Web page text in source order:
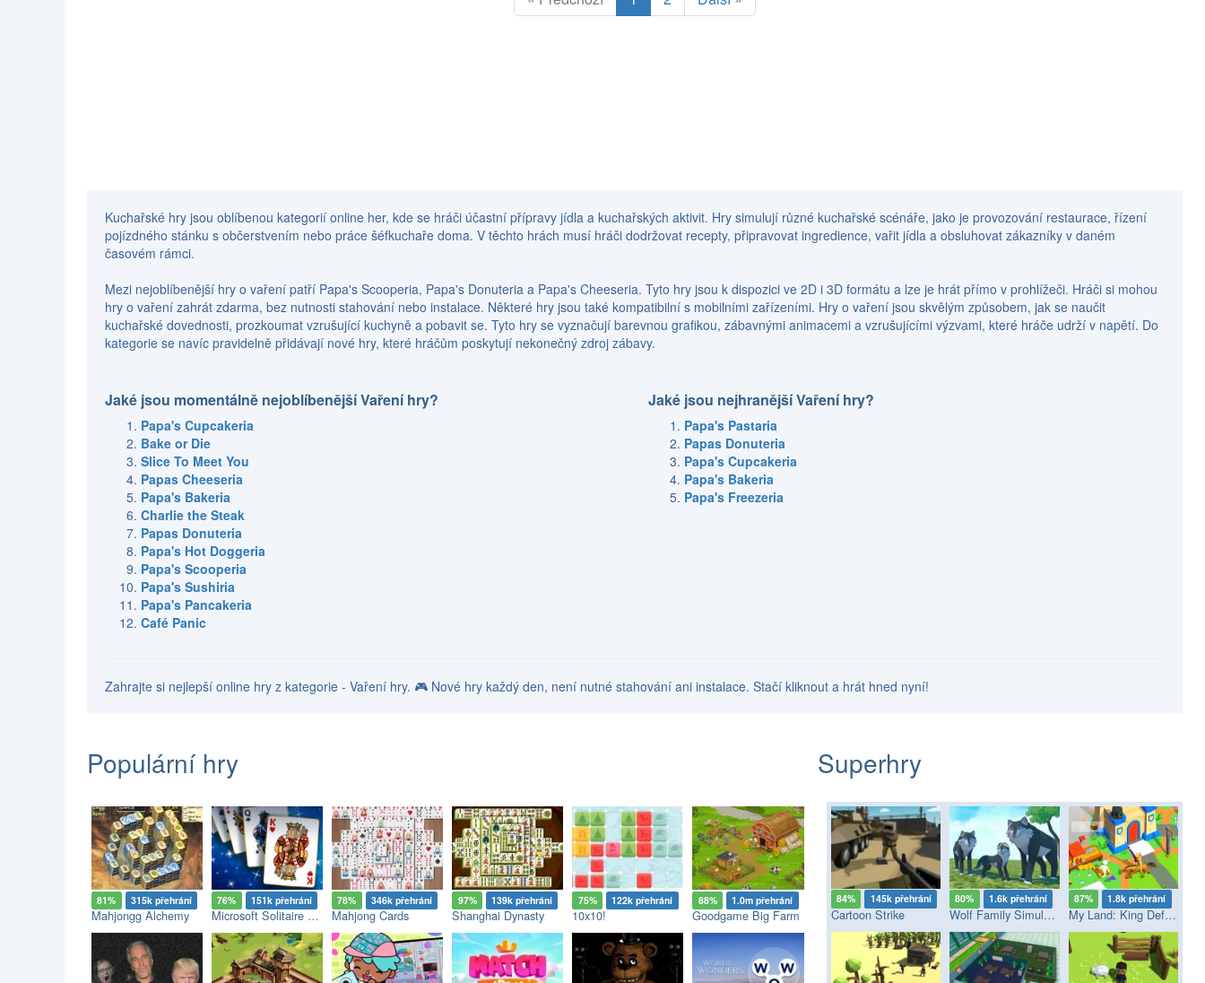
Kuchařské hry jsou oblíbenou kategorií online her, kde se hráči účastní přípravy jídla a kuchařských aktivit. Hry simulují různé kuchařské scénáře, jako je provozování restaurace, řízení
pojízdného stánku s občerstvením nebo práce šéfkuchaře doma. V těchto hrách musí hráči dodržovat recepty, připravovat ingredience, vařit jídla a obsluhovat zákazníky v daném
časovém rámci.
Mezi nejoblíbenější hry o vaření patří Papa's Scooperia, Papa's Donuteria a Papa's Cheeseria. Tyto hry jsou k dispozici ve 2D i 3D formátu a lze je hrát přímo v prohlížeči. Hráči si mohou
hry o vaření zahrát zdarma, bez nutnosti stahování nebo instalace. Některé hry jsou také kompatibilní s mobilními zařízeními. Hry o vaření jsou skvělým způsobem, jak se naučit
kuchařské dovednosti, prozkoumat vzrušující kuchyně a pobavit se. Tyto hry se vyznačují barevnou grafikou, zábavnými animacemi a vzrušujícími výzvami, které hráče udrží v napětí. Do
kategorie se navíc pravidelně přidávají nové hry, které hráčům poskytují nekonečný zdroj zábavy.
Jaké jsou momentálně nejoblíbenější Vaření hry?
Papa's Cupcakeria
Bake or Die
Slice To Meet You
Papas Cheeseria
Papa's Bakeria
Charlie the Steak
Papas Donuteria
Papa's Hot Doggeria
Papa's Scooperia
Papa's Sushiria
Papa's Pancakeria
Café Panic
Jaké jsou nejhranější Vaření hry?
Papa's Pastaria
Papas Donuteria
Papa's Cupcakeria
Papa's Bakeria
Papa's Freezeria
Zahrajte si nejlepší online hry z kategorie - Vaření hry. 🎮 Nové hry každý den, není nutné stahování ani instalace. Stačí kliknout a hrát hned nyní!
Populární hry
81% 315k přehrání
Mahjongg Alchemy
76% 151k přehrání
Microsoft Solitaire Collection
78% 346k přehrání
Mahjong Cards
97% 139k přehrání
Shanghai Dynasty
75% 122k přehrání
10x10!
88% 1.0m přehrání
Goodgame Big Farm
Superhry
84% 145k přehrání
Cartoon Strike
80% 1.6k přehrání
Wolf Family Simulator
87% 1.8k přehrání
My Land: King Defender